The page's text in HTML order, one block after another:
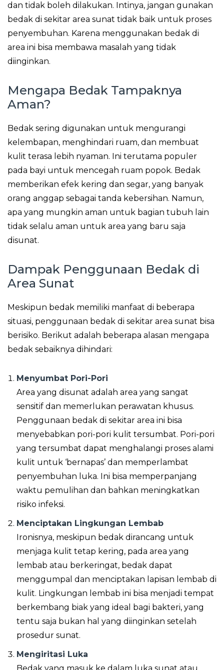
dan tidak boleh dilakukan. Intinya, jangan gunakan
bedak di sekitar area sunat tidak baik untuk proses
penyembuhan. Karena menggunakan bedak di
area ini bisa membawa masalah yang tidak
diinginkan.
Mengapa Bedak Tampaknya
Aman?
Bedak sering digunakan untuk mengurangi
kelembapan, menghindari ruam, dan membuat
kulit terasa lebih nyaman. Ini terutama populer
pada bayi untuk mencegah ruam popok. Bedak
memberikan efek kering dan segar, yang banyak
orang anggap sebagai tanda kebersihan. Namun,
apa yang mungkin aman untuk bagian tubuh lain
tidak selalu aman untuk area yang baru saja
disunat.
Dampak Penggunaan Bedak di
Area Sunat
Meskipun bedak memiliki manfaat di beberapa
situasi, penggunaan bedak di sekitar area sunat bisa
berisiko. Berikut adalah beberapa alasan mengapa
bedak sebaiknya dihindari:
Menyumbat Pori-Pori
Area yang disunat adalah area yang sangat
sensitif dan memerlukan perawatan khusus.
Penggunaan bedak di sekitar area ini bisa
menyebabkan pori-pori kulit tersumbat. Pori-pori
yang tersumbat dapat menghalangi proses alami
kulit untuk ‘bernapas’ dan memperlambat
penyembuhan luka. Ini bisa memperpanjang
waktu pemulihan dan bahkan meningkatkan
risiko infeksi.
Menciptakan Lingkungan Lembab
Ironisnya, meskipun bedak dirancang untuk
menjaga kulit tetap kering, pada area yang
lembab atau berkeringat, bedak dapat
menggumpal dan menciptakan lapisan lembab di
kulit. Lingkungan lembab ini bisa menjadi tempat
berkembang biak yang ideal bagi bakteri, yang
tentu saja bukan hal yang diinginkan setelah
prosedur sunat.
Mengiritasi Luka